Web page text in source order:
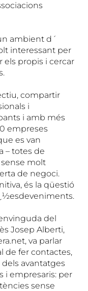
ambient d´
interessant per
els propis i cercar
compartir
i
i amb més
empreses
es van
– totes de
molt
de negoci.
és la qüestió
del
Josep Alberti,
va parlar
de fer contactes,
avantatges
i empresaris: per
sense